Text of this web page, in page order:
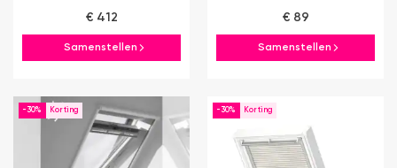
€ 412
Samenstellen
€ 89
Samenstellen
-30% -30%